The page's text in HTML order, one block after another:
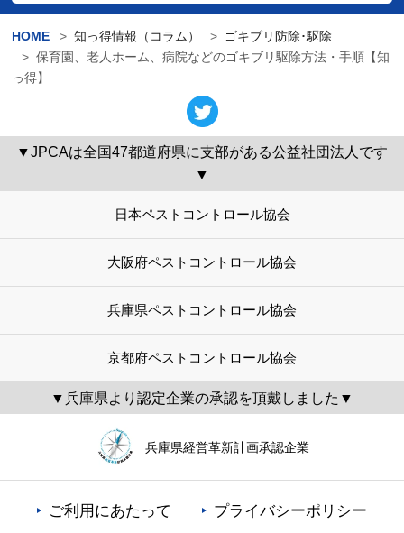
HOME 知っ得情報（コラム）
ゴキブリ防除･駆除
保育園、老人ホーム、病院などのゴキブリ駆除方法・手順【知
っ得】
▼JPCAは全国47都道府県に支部がある公益社団法人です
▼
日本ペストコントロール協会
大阪府ペストコントロール協会
兵庫県ペストコントロール協会
京都府ペストコントロール協会
▼兵庫県より認定企業の承認を頂戴しました▼
兵庫県経営革新計画承認企業
ご利用にあたって プライバシーポリシー